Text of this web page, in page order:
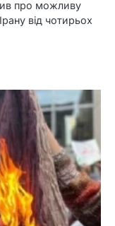
про можливу
від чотирьох